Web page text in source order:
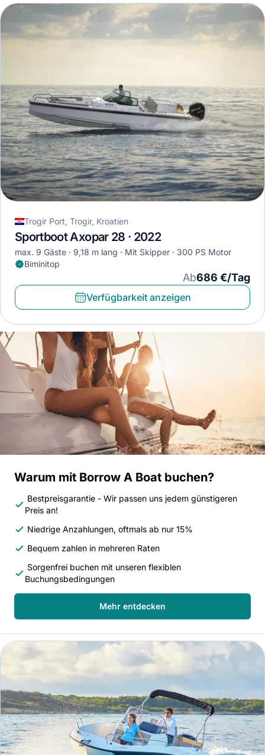
Trogir Port, Trogir, Kroatien
Sportboot Axopar 28 · 2022
max. 9 Gäste 9,18 m lang Mit Skipper
300 PS Motor
Biminitop
Ab686 €/Tag
Verfügbarkeit anzeigen
Warum mit Borrow A Boat buchen?
Bestpreisgarantie - Wir passen uns jedem günstigeren
Preis an!
Niedrige Anzahlungen, oftmals ab nur 15%
Bequem zahlen in mehreren Raten
Sorgenfrei buchen mit unseren flexiblen
Buchungsbedingungen
Mehr entdecken